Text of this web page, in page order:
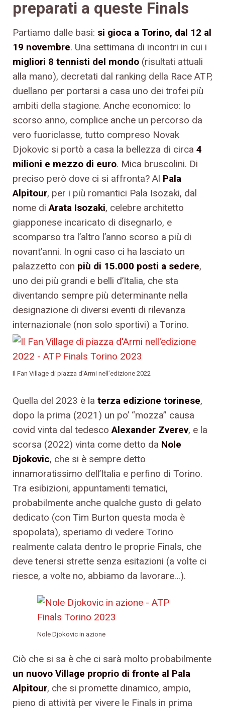
preparati a queste Finals
Partiamo dalle basi: si gioca a Torino, dal 12 al
19 novembre. Una settimana di incontri in cui i
migliori 8 tennisti del mondo (risultati attuali
alla mano), decretati dal ranking della Race ATP,
duellano per portarsi a casa uno dei trofei più
ambiti della stagione. Anche economico: lo
scorso anno, complice anche un percorso da
vero fuoriclasse, tutto compreso Novak
Djokovic si portò a casa la bellezza di circa 4
milioni e mezzo di euro. Mica bruscolini. Di
preciso però dove ci si affronta? Al Pala
Alpitour, per i più romantici Pala Isozaki, dal
nome diArata Isozaki, celebre architetto
giapponese incaricato di disegnarlo, e
scomparso tra l’altro l’anno scorso a più di
novant’anni. In ogni caso ci ha lasciato un
palazzetto con più di 15.000 posti a sedere,
uno dei più grandi e belli d’Italia, che sta
diventando sempre più determinante nella
designazione di diversi eventi di rilevanza
internazionale (non solo sportivi) a Torino.
Il Fan Village di piazza d’Armi nell’edizione 2022
Quella del 2023 è la terza edizione torinese,
dopo la prima (2021) un po’ “mozza” causa
covid vinta dal tedescoAlexander Zverev, e la
scorsa (2022) vinta come detto da Nole
Djokovic, che si è sempre detto
innamoratissimo dell’Italia e perfino di Torino.
Tra esibizioni, appuntamenti tematici,
probabilmente anche qualche gusto di gelato
dedicato (con Tim Burton questa moda è
spopolata), speriamo di vedere Torino
realmente calata dentro le proprie Finals, che
deve tenersi strette senza esitazioni (a volte ci
riesce, a volte no, abbiamo da lavorare…).
Nole Djokovic in azione
Ciò che si sa è che ci sarà molto probabilmente
un nuovo Village proprio di fronte al Pala
Alpitour, che si promette dinamico, ampio,
pieno di attività per vivere le Finals in prima